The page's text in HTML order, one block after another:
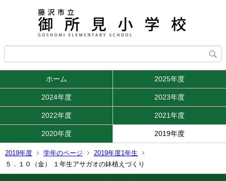
ホーム 2025年度
2024年度 2023年度
2022年度 2021年度
2020年度 2019年度
2019年度 学年のページ
2019年度1年生
５．１０（金） １年生アサガオの鉢植えづくり